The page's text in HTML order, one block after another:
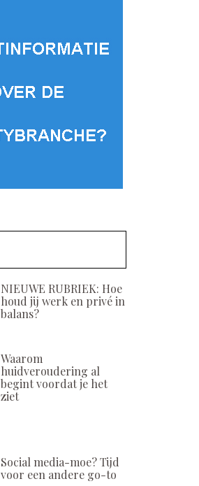
NIEUWE RUBRIEK: Hoe
houd jij werk en privé in
balans?
Waarom
huidveroudering al
begint voordat je het
ziet
Social media-moe? Tijd
voor een andere go-to